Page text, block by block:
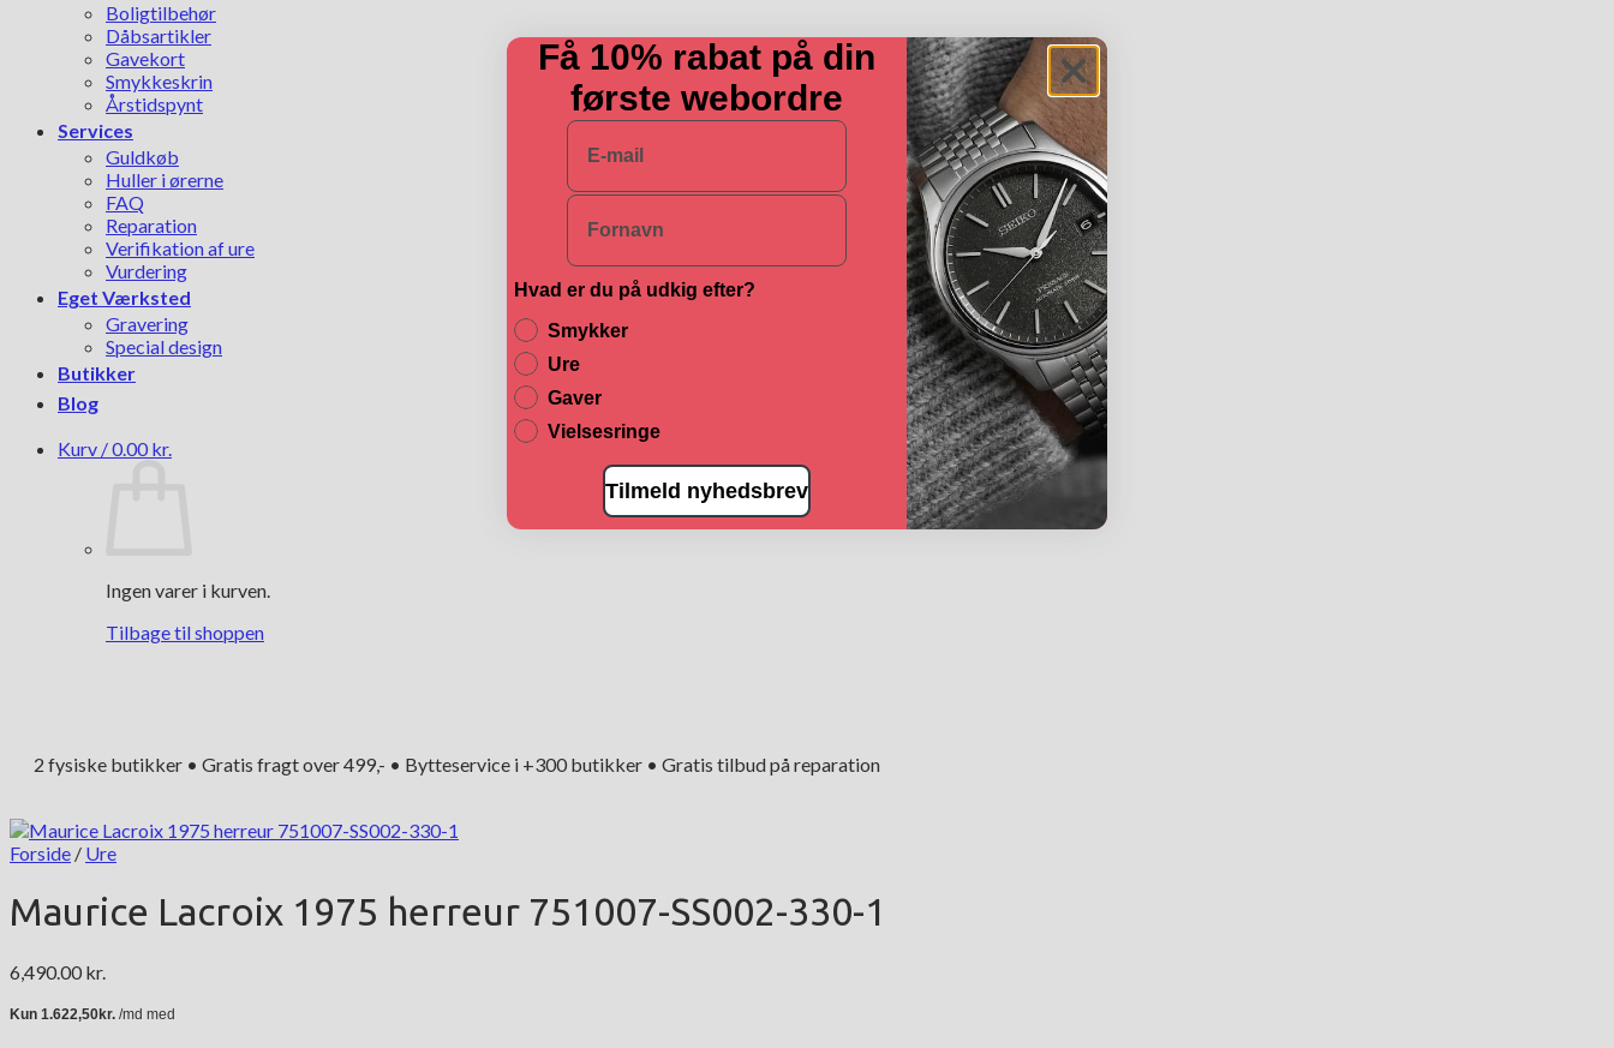
Boligtilbehør
Dåbsartikler
Gavekort
Smykkeskrin
Årstidspynt
Services
Guldkøb
Huller i ørerne
FAQ
Reparation
Verifikation af ure
Vurdering
Eget Værksted
Gravering
Special design
Butikker
Blog
Kurv /0.00 kr.
Ingen varer i kurven.
Tilbage til shoppen
2 fysiske butikker • Gratis fragt over 499,- • Bytteservice i +300 butikker • Gratis tilbud på reparation
Forside / Ure
Maurice Lacroix 1975 herreur 751007-SS002-330-1
6,490.00 kr.
Få 10% rabat på din
første webordre
E-mail
Navn
Hvad er du på udkig efter?
Smykker
Ure
Gaver
Vielsesringe
Tilmeld nyhedsbrev